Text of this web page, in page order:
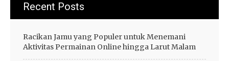
Recent Posts
Racikan Jamu yang Populer untuk Menemani
Aktivitas Permainan Online hingga Larut Malam